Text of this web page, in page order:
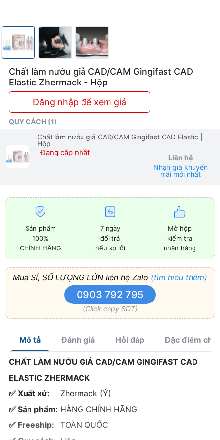
Chất làm nướu giả CAD/CAM Gingifast CAD
Elastic Zhermack - Hộp
Đăng nhập để xem giá
QUY CÁCH (1)
Chất làm nướu giả CAD/CAM Gingifast CAD Elastic
Hộp
Đang cập nhật
Liên hệ
Nhận giá khuyến
mãi mới nhất
Sản phẩm
100%
CHÍNH HÃNG
7 ngày
đổi trả
nếu sp lỗi
Mở hộp
kiểm tra
nhận hàng
Mua SỈ, SỐ LƯỢNG LỚN liên hệ Zalo (tìm hiểu thêm)
0903 792 795
(Click copy SDT)
Mô tả Đánh giá Hỏi đáp Đặc điểm
CHẤT LÀM NƯỚU GIẢ CAD/CAM GINGIFAST CAD
ELASTIC ZHERMACK
✅ Xuất xứ:
Zhermack (Ý)
✅ Sản phẩm: HÀNG CHÍNH HÃNG
✅ Freeship:
TOÀN QUỐC